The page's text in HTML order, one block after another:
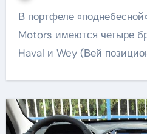
В портфеле «поднебесной» компании Great Wall
Motors имеются четыре
Haval и Wey (Вей